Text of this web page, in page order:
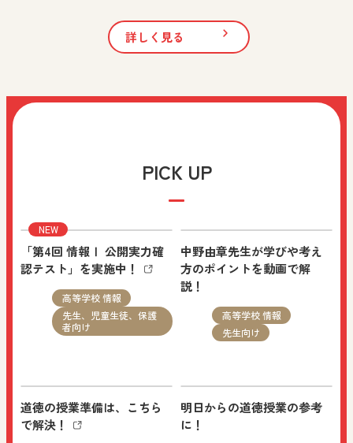
詳しく見る
先生、保護者向け
善したいけど、どうしたらいいか分からない……
先生、保護者向け
図画工作科ブログ「図工のみかた」：「The Work
of Wonder みかたをかえるプログラミング」
Phase059 “２つの「やさしさ」 〜いたばしブリッ
NEW
PICK UP
「第4回 情報Ⅰ 公開実力確
認テスト」を実施中！
高等学校 情報
先生、児童生徒、保護
者向け
中野由章先生が学びや考え
方のポイントを動画で解
説！
高等学校 情報
先生向け
道徳の授業準備は、こちら
で解決！
明日からの道徳授業の参考
に！